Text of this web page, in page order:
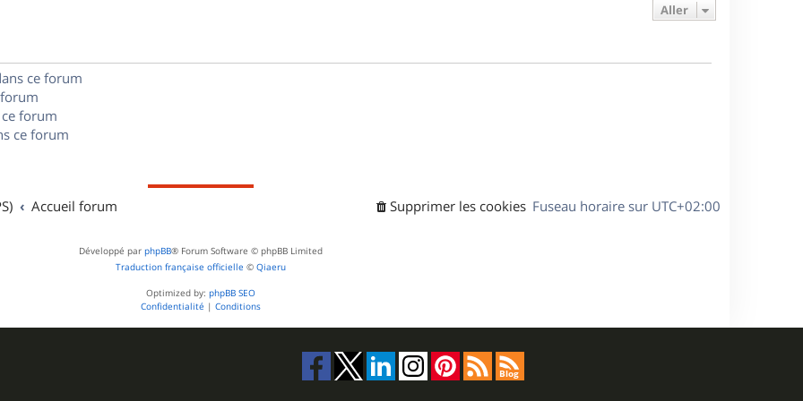
e
Aller
ce forum
forum
ce forum
Accueil forum Fuseau horaire sur UTC+02:00
Supprimer les cookies
Développé par phpBB® Forum Software © phpBB Limited
Traduction française officielle © Qiaeru
Optimized by: phpBB SEO
Confidentialité | Conditions